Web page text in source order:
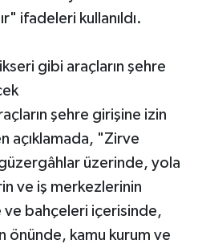
ifadeleri kullanıldı.
gibi araçların şehre
şehre girişine izin
açıklamada, "Zirve
üzerinde, yola
ve iş merkezlerinin
ve bahçeleri içerisinde,
önünde, kamu kurum ve